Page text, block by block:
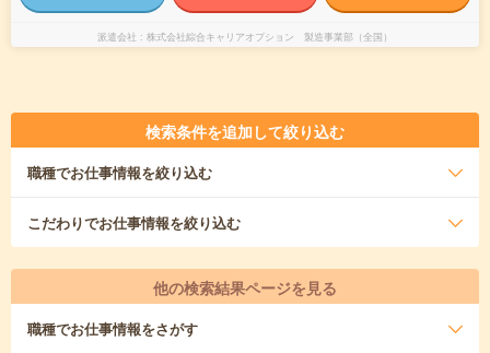
派遣会社 株式会社綜合キャリアオプション 製造事業部（全国）
検索条件を追加して絞り込む
職種でお仕事情報を絞り込む
こだわりでお仕事情報を絞り込む
他の検索結果ページを見る
職種でお仕事情報をさがす